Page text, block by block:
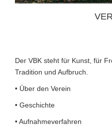
Der VBK steht für Kunst, für
Tradition und Aufbruch.
• Über den Verein
• Geschichte
• Aufnahmeverfahren